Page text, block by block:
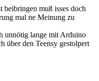
beibringen muß isses doch
mal ne Meinung zu
unnötig lange mit Arduino
über den Teensy gestolpert